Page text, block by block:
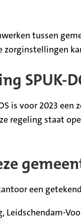
tussen
zorginstellingen
SPUK-
is voor 2023 een
regeling staat
een
Leidschendam-